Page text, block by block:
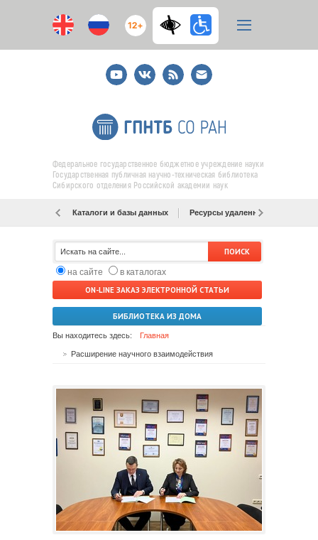
12+
YoutubeВКонтакте
RSS
E-
mail
подписка
Федеральное государственное бюджетное учреждение науки
Государственная публичная научно-техническая библиотека
Сибирского отделения Российской академии наук
Каталоги и базы данных Ресурсы удаленного доступа
на сайте
в каталогах
ON-LINE ЗАКАЗ ЭЛЕКТРОННОЙ СТАТЬИ
БИБЛИОТЕКА ИЗ ДОМА
Вы находитесь здесь: Главная
Расширение научного взаимодействия